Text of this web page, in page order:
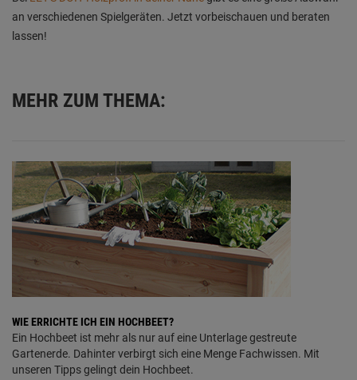
an verschiedenen Spielgeräten. Jetzt vorbeischauen und beraten
lassen!
MEHR ZUM THEMA:
WIE ERRICHTE ICH EIN HOCHBEET?
Ein Hochbeet ist mehr als nur auf eine Unterlage gestreute
Gartenerde. Dahinter verbirgt sich eine Menge Fachwissen. Mit
unseren Tipps gelingt dein Hochbeet.